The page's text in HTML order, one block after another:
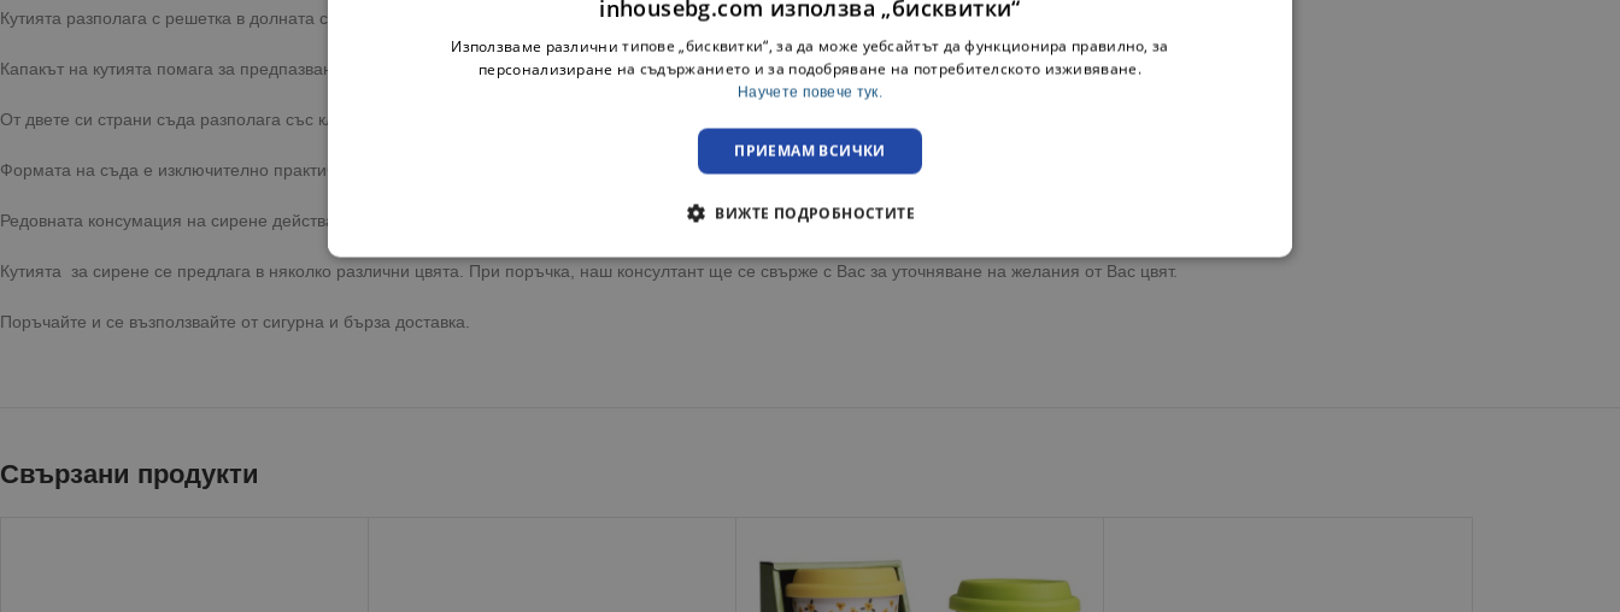
Кутията разполага с решетка в долната си част, която служи за отцеждане на излишната вода от сиренето.
Капакът на кутията помага за предпазване на млечния продукт от изсъхване и поемане на различни миризми от Вашия хладилник.
От двете си страни съда разполага със клипси, които сигурно закрепят капака към основата му без опасност от непредвидено отваряне.
Формата на съда е изключително практична, като е леко удължена в средната част на съда, което служи като ръкохватки за по-лесно пренасяне.
Редовната консумация на сирене действа благоприятно върху здравето ви като поддържа доброто зрение, предотвратява зъбния кариес и укрепва костите.
Кутията за сирене се предлага в няколко различни цвята. При поръчка, наш консултант ще се свърже с Вас за уточняване на желания от Вас цвят.
Поръчайте и се възползвайте от сигурна и бърза доставка.
Свързани продукти
inhousebg.com използва „бисквитки“
Използваме различни типове „бисквитки“, за да може уебсайтът да функционира правилно, за
персонализиране на съдържанието и за подобряване на потребителското изживяване.
Научете повече тук.
ПРИЕМАМ ВСИЧКИ
ВИЖТЕ ПОДРОБНОСТИТЕ